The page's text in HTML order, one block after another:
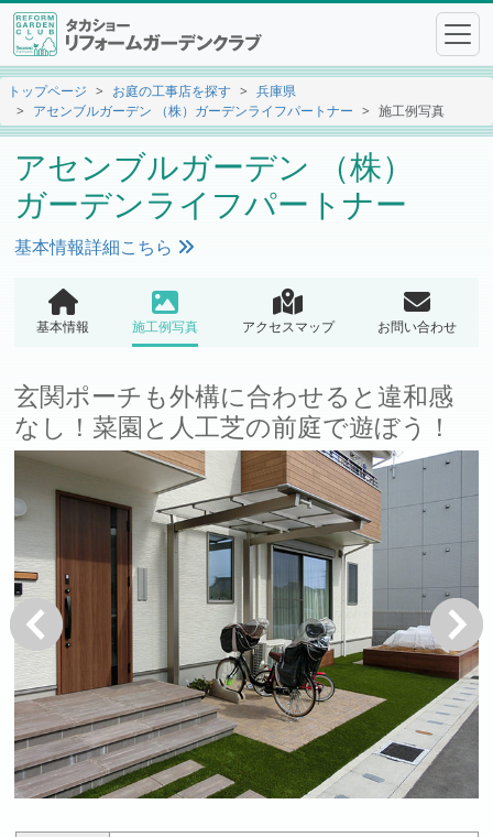
トップページ お庭の工事店を探す
兵庫県
アセンブルガーデン （株）ガーデンライフパートナー
施工例写真
アセンブルガーデン （株）
ガーデンライフパートナー
基本情報詳細こちら
基本情報 施工例写真 アクセスマップ お問い合わせ
玄関ポーチも外構に合わせると違和感
なし！菜園と人工芝の前庭で遊ぼう！
戻る 次へ